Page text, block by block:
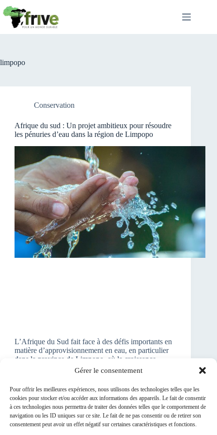
Gérer le consentement
Pour offrir les meilleures expériences, nous utilisons des technologies telles que les
cookies pour stocker et/ou accéder aux informations des appareils. Le fait de consentir
à ces technologies nous permettra de traiter des données telles que le comportement de
navigation ou les ID uniques sur ce site. Le fait de ne pas consentir ou de retirer son
consentement peut avoir un effet négatif sur certaines caractéristiques et fonctions.
au
contenu
limpopo
Conservation
Afrique du sud : Un projet ambitieux pour résoudre
les pénuries d’eau dans la région de Limpopo
L’Afrique du Sud fait face à des défis importants en
matière d’approvisionnement en eau, en particulier
dans la province de Limpopo, où la croissance
industrielle et le développement social sont entravés
gouvernement…
Habib Tizi
18/07/2024